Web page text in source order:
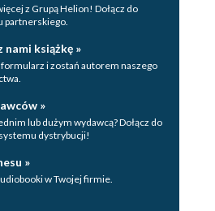
z Grupą Helion! Dołącz do
partnerskiego.
nami książkę »
formularz i zostań autorem naszego
»
lub dużym wydawcą? Dołącz do
dystrybucji!
»
w Twojej firmie.